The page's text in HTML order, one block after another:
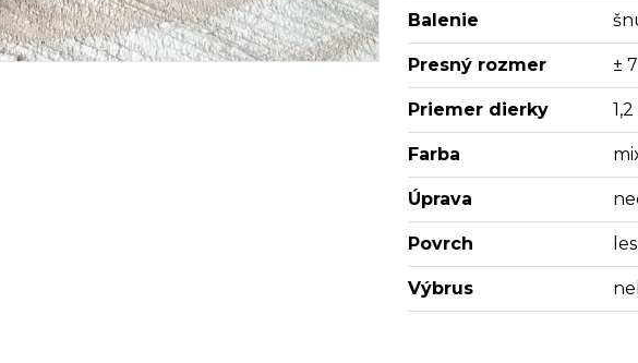
Balenie
Presný rozmer ±
Priemer dierky
Farba
Úprava
Povrch
Výbrus